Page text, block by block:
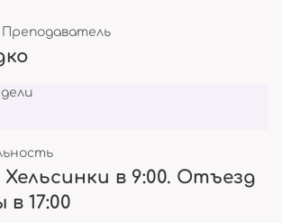
в 9:00. Отъезд
17:00